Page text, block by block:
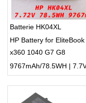
Batterie HK04XL
HP Battery for EliteBook
x360 1040 G7 G8